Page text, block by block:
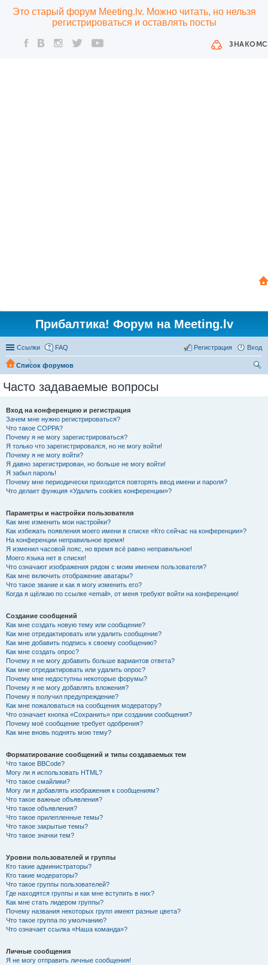
Это старый форум Meeting.lv. Можно читать, но нельзя
регистрироваться и оставлять посты
Прибалтика! Форум на Meeting.lv
Ссылки FAQ Вход
Регистрация
Список форумов
Часто задаваемые вопросы
Вход на конференцию и регистрация
Зачем мне нужно регистрироваться?
Что такое COPPA?
Почему я не могу зарегистрироваться?
Я только что зарегистрировался, но не могу войти!
Почему я не могу войти?
Я давно зарегистрирован, но больше не могу войти!
Я забыл пароль!
Почему мне периодически приходится повторять ввод имени и пароля?
Что делает функция «Удалить cookies конференции»?
Параметры и настройки пользователя
Как мне изменить мои настройки?
Как избежать появления моего имени в списке «Кто сейчас на конференции»?
На конференции неправильное время!
Я изменил часовой пояс, но время всё равно неправильное!
Моего языка нет в списке!
Что означают изображения рядом с моим именем пользователя?
Как мне включить отображение аватары?
Что такое звание и как я могу изменить его?
Когда я щёлкаю по ссылке «email», от меня требуют войти на конференцию!
Создание сообщений
Как мне создать новую тему или сообщение?
Как мне отредактировать или удалить сообщение?
Как мне добавить подпись к своему сообщению?
Как мне создать опрос?
Почему я не могу добавить больше вариантов ответа?
Как мне отредактировать или удалить опрос?
Почему мне недоступны некоторые форумы?
Почему я не могу добавлять вложения?
Почему я получил предупреждение?
Как мне пожаловаться на сообщения модератору?
Что означает кнопка «Сохранить» при создании сообщения?
Почему моё сообщение требует одобрения?
Как мне вновь поднять мою тему?
Форматирование сообщений и типы создаваемых тем
Что такое BBCode?
Могу ли я использовать HTML?
Что такое смайлики?
Могу ли я добавлять изображения к сообщениям?
Что такое важные объявления?
Что такое объявления?
Что такое прилепленные темы?
Что такое закрытые темы?
Что такое значки тем?
Уровни пользователей и группы
Кто такие администраторы?
Кто такие модераторы?
Что такое группы пользователей?
Где находятся группы и как мне вступить в них?
Как мне стать лидером группы?
Почему названия некоторых групп имеют разные цвета?
Что такое группа по умолчанию?
Что означает ссылка «Наша команда»?
Личные сообщения
Я не могу отправить личные сообщения!